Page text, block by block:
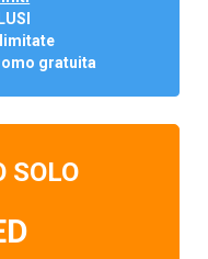
gratuita
SOLO